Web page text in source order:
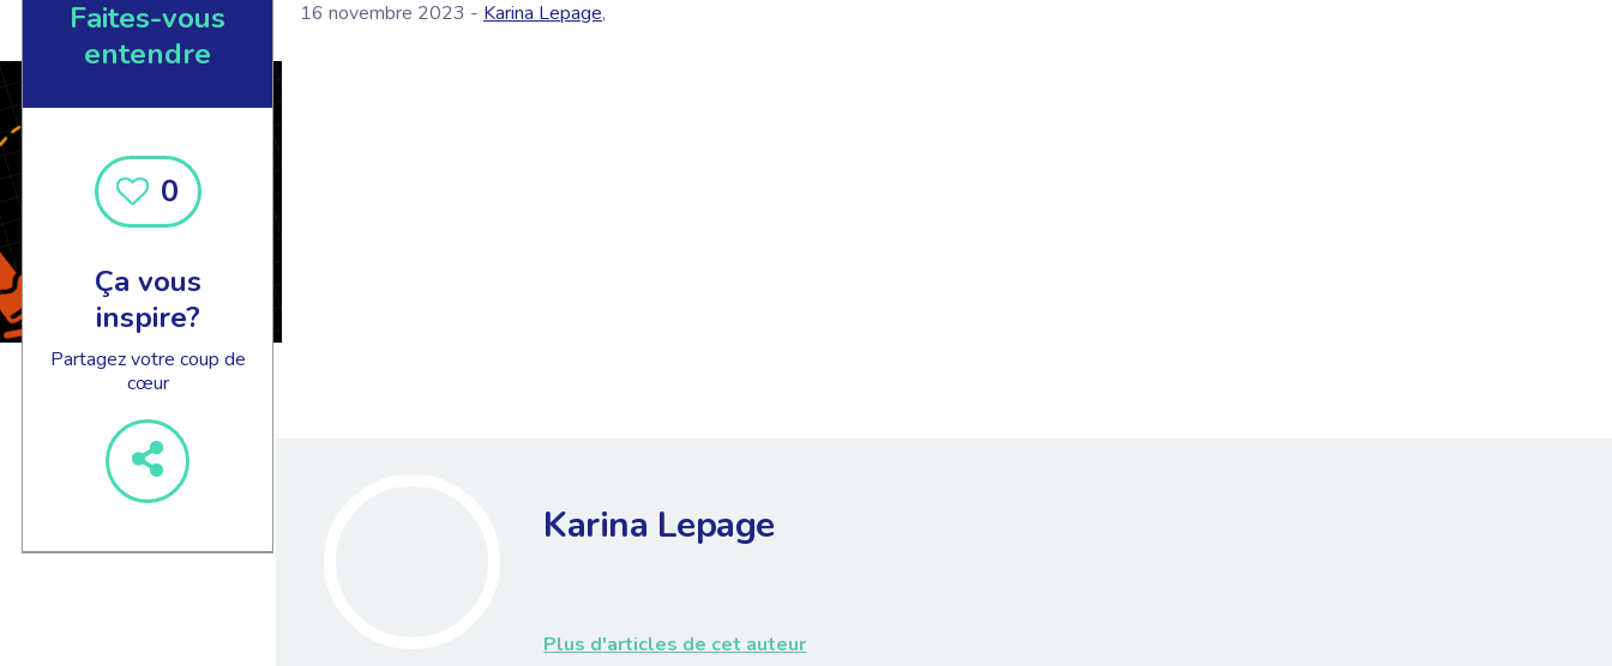
Faites-vous
entendre
0
Ça vous
inspire?
Partagez votre coup de
cœur
16 novembre 2023 - Karina Lepage,
Karina Lepage
Plus d'articles de cet auteur